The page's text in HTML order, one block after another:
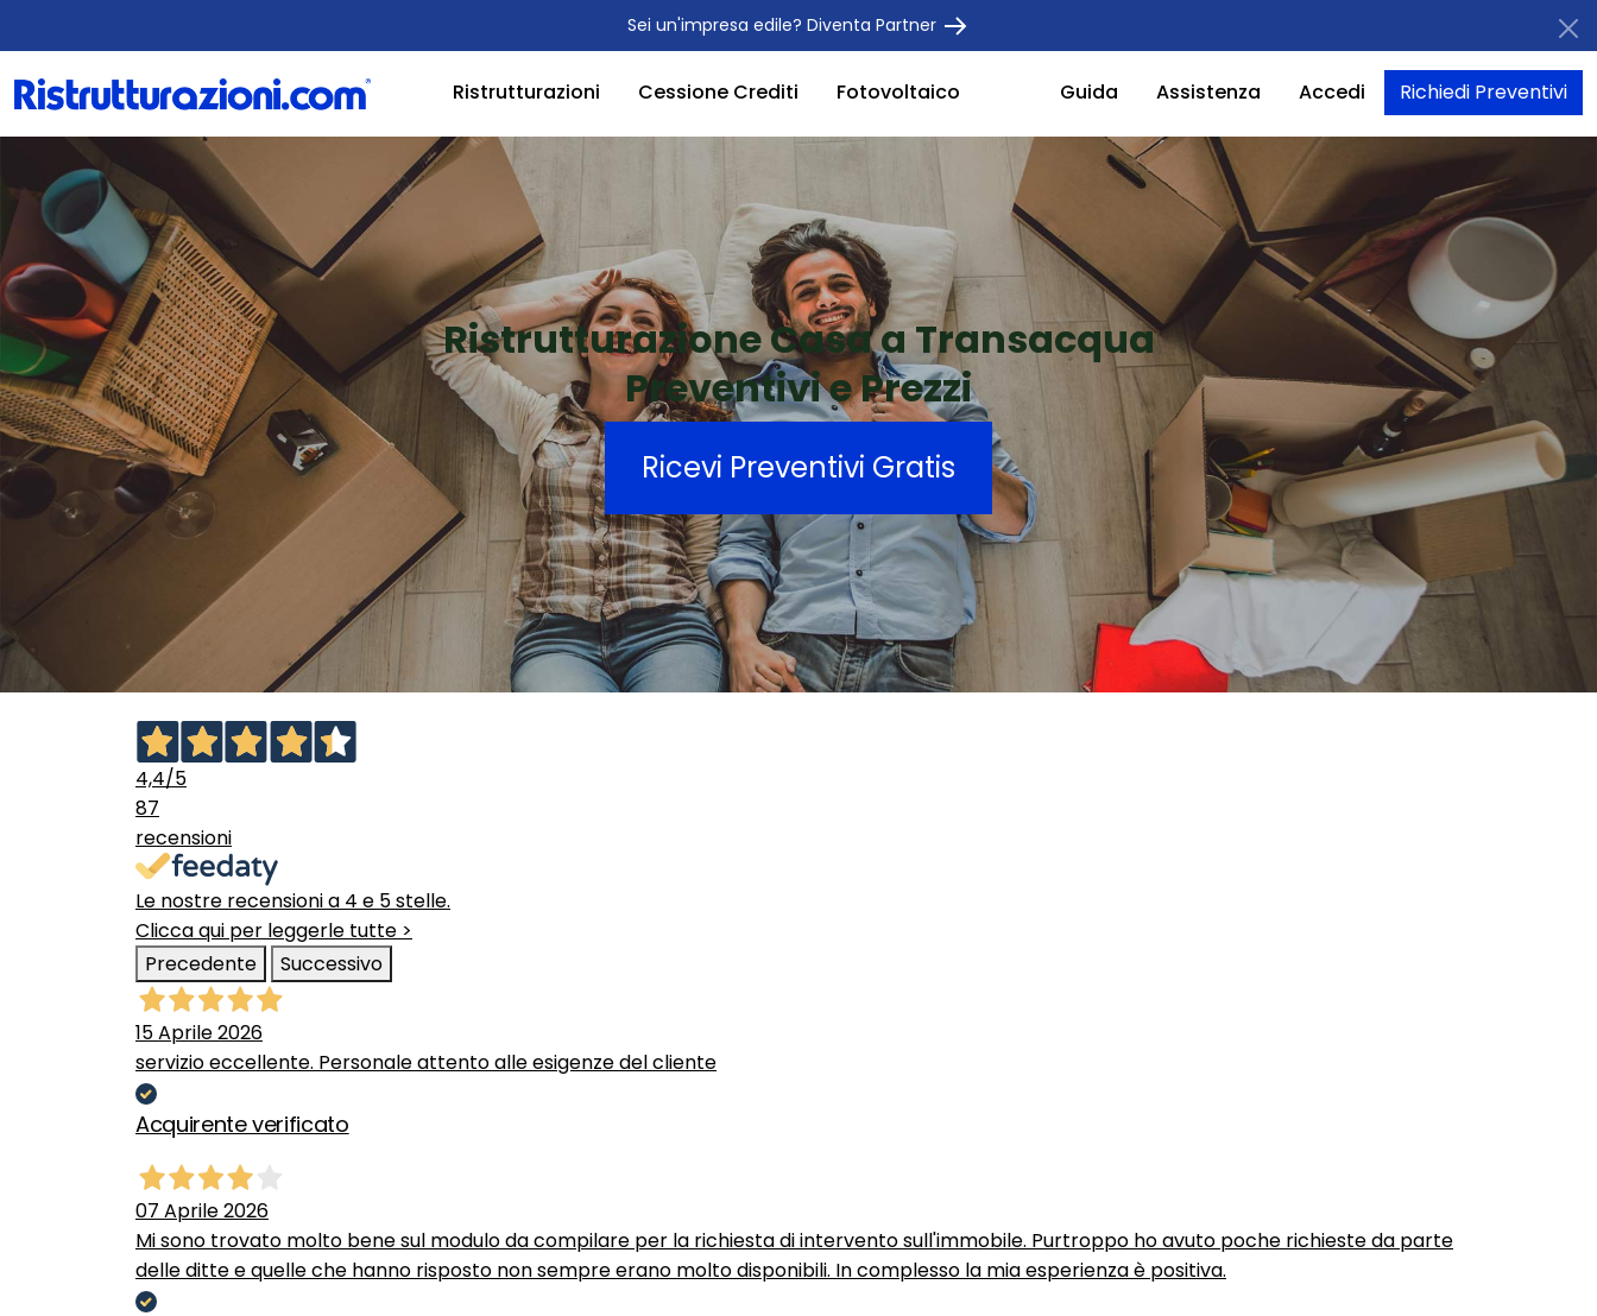
Sei un'impresa edile? Diventa Partner
Ristrutturazioni Cessione Crediti Fotovoltaico Guida Assistenza Accedi Richiedi Preventivi
Ristrutturazione Casa a Transacqua
Preventivi e Prezzi
Ricevi Preventivi Gratis
4,4/5
87
recensioni
Le nostre recensioni a 4 e 5 stelle.
Clicca qui per leggerle tutte >
Precedente
Successivo
15 Aprile 2026
servizio eccellente. Personale attento alle esigenze del cliente
Acquirente verificato
07 Aprile 2026
Mi sono trovato molto bene sul modulo da compilare per la richiesta di intervento sull'immobile. Purtroppo ho avuto poche richieste da parte
delle ditte e quelle che hanno risposto non sempre erano molto disponibili. In complesso la mia esperienza è positiva.